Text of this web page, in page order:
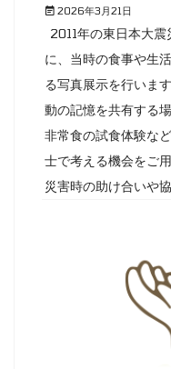
2026年3月21日
2011年の東日本大
に、当時の食事や生
る写真展示を行いま
動の記憶を共有する
非常食の試食体験な
士で考える機会をご
災害時の助け合いや